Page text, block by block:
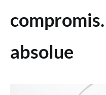
absolue